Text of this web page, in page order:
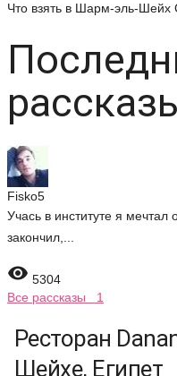
Что взять в Шарм-эль-Шейх
Fisko5
Учась в институте я мечтал
закончил,...
 5304
Все рассказы 1
Ресторан
Шейхе, Египет